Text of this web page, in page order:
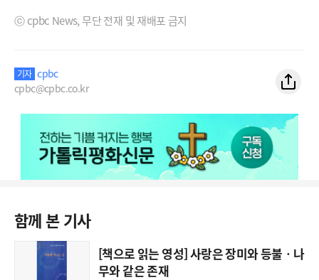
ⓒ cpbc News, 무단 전재 및 재배포 금지
기자 cpbc
cpbc@cpbc.co.kr
함께 본 기사
[책으로 읽는 영성] 사랑은 장미와 등불ㆍ나
무와 같은 존재